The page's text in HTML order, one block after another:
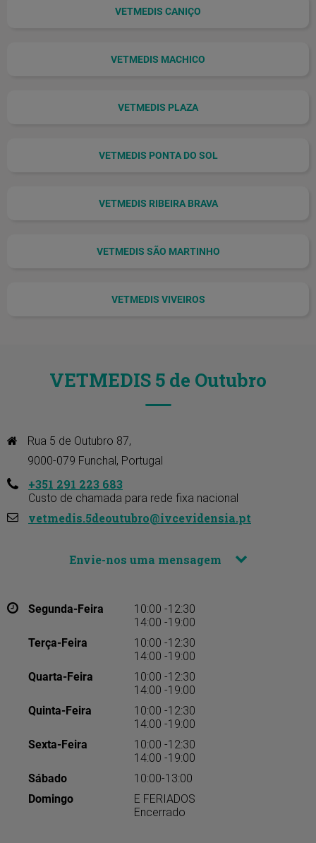
VETMEDIS CANIÇO
VETMEDIS MACHICO
VETMEDIS PLAZA
VETMEDIS PONTA DO SOL
VETMEDIS RIBEIRA BRAVA
VETMEDIS SÃO MARTINHO
VETMEDIS VIVEIROS
VETMEDIS 5 de Outubro
Rua 5 de Outubro 87,
9000-079 Funchal, Portugal
+351 291 223 683
Custo de chamada para rede fixa nacional
vetmedis.5deoutubro@ivcevidensia.pt
Envie-nos uma mensagem
Segunda-Feira
10:00 -12:30
14:00 -19:00
Terça-Feira
10:00 -12:30
14:00 -19:00
Quarta-Feira
10:00 -12:30
14:00 -19:00
Quinta-Feira
10:00 -12:30
14:00 -19:00
Sexta-Feira
10:00 -12:30
14:00 -19:00
Sábado
10:00-13:00
Domingo
E FERIADOS
Encerrado